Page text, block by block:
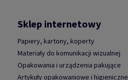
Sklep internetowy
Papiery, kartony, koperty
Materiały do komunikacji wizualnej
Opakowania i urządzenia pakujące
Artykuły opakowaniowe i higieniczne